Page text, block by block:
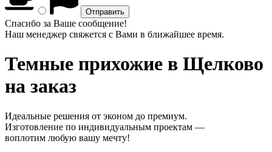
Спасибо за Ваше сообщение!
Наш менеджер свяжется с Вами в ближайшее время.
Темные прихожие в Щелково
на заказ
Идеальные решения от эконом до премиум.
Изготовление по индивидуальным проектам —
воплотим любую вашу мечту!